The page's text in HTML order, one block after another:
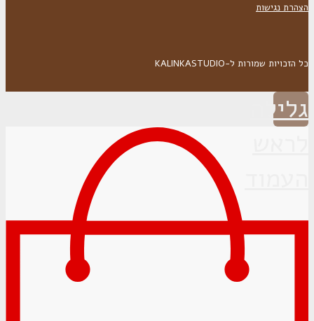
הצהרת נגישות
כל הזכויות שמורות ל-KALINKASTUDIO
גלילה